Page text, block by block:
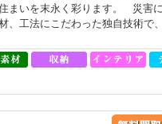
まいを末永く彩ります。 災害
、工法にこだわった独自技術で